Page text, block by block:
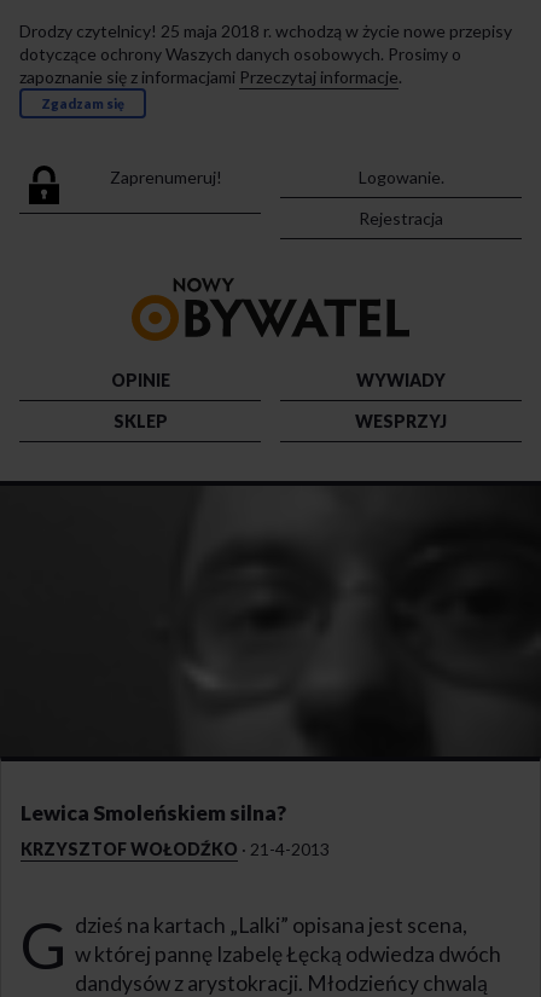
Drodzy czytelnicy! 25 maja 2018 r. wchodzą w życie nowe przepisy
dotyczące ochrony Waszych danych osobowych. Prosimy o
zapoznanie się z informacjami Przeczytaj informacje.
Zgadzam się
Zaprenumeruj!
Logowanie.
Rejestracja
strony
OPINIE
WYWIADY
SKLEP
WESPRZYJ
Lewica Smoleńskiem silna?
KRZYSZTOF WOŁODŹKO · 21-4-2013
G dzieś na kartach „Lalki” opisana jest scena,
w której pannę Izabelę Łęcką odwiedza dwóch
dandysów z arystokracji. Młodzieńcy chwalą